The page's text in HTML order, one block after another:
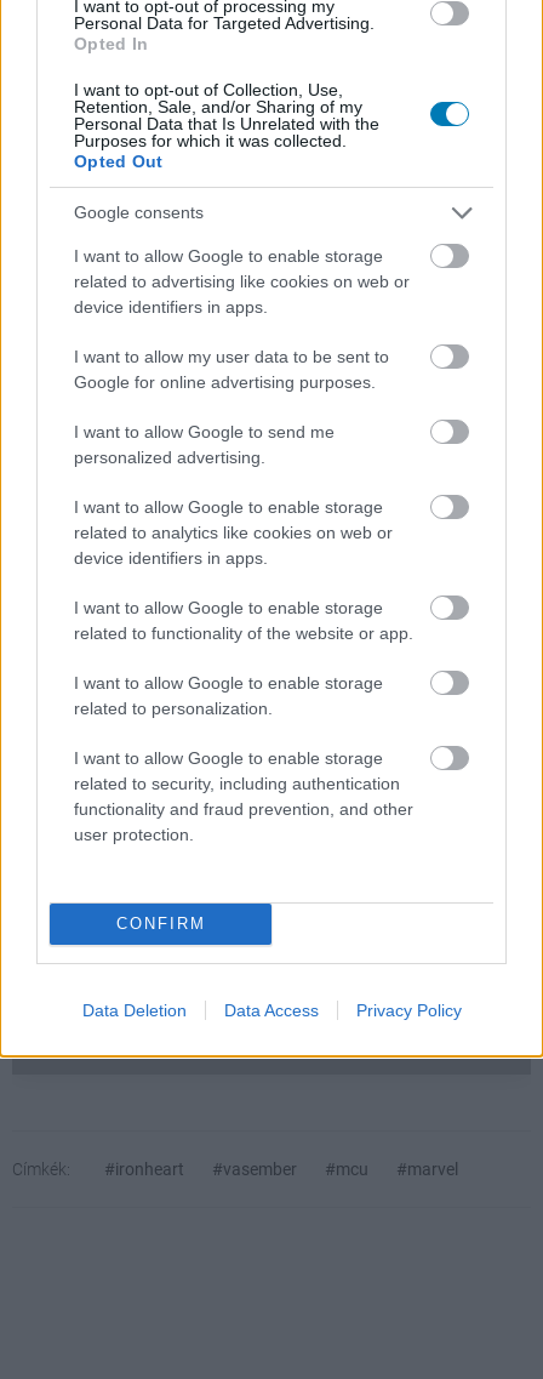
I want to opt-out of processing my
Personal Data for Targeted Advertising.
Opted In
I want to opt-out of Collection, Use,
Retention, Sale, and/or Sharing of my
Personal Data that Is Unrelated with the
Purposes for which it was collected.
Opted Out
Google consents
I want to allow Google to enable storage
related to advertising like cookies on web or
device identifiers in apps.
I want to allow my user data to be sent to
Google for online advertising purposes.
I want to allow Google to send me
personalized advertising.
I want to allow Google to enable storage
related to analytics like cookies on web or
device identifiers in apps.
I want to allow Google to enable storage
related to functionality of the website or app.
I want to allow Google to enable storage
related to personalization.
I want to allow Google to enable storage
related to security, including authentication
functionality and fraud prevention, and other
user protection.
CONFIRM
Data Deletion Data Access Privacy Policy
egykor Tony Stark is újra és újra túltette magát a
lehetetlennek tűnő akadályokon.
A sorozat várhatóan heti lebontásban érkezik majd, de
ezt még nem erősítette meg hivatalosan a Marvel
Studios. Az Ironheart a Marvel idei egyik húzósorozata
Pókember, valamint a Daredevil: Újjászületés.
Riri története azonban csak a kezdete a 2025-ös Disney+
dömpingnek: augusztus 6-án jön az Eyes of Wakanda,
amely animációs formában követi a Vakandából
származó harcosokat, amint vibránium ereklyék után
kutatnak világszerte. Ezután október 3-án érkezik a
amelynek premierdátuma egyelőre nem ismert.
Nem akarsz lemaradni semmiről?
Rengeteg hír és cikk vár rád, lehet, hogy éppen nem
jön szembe GSO-n vagy a social médiában. Segítünk,
hogy naprakész maradj, kiválogatjuk neked a
Kijelentem, hogy azadatkezelési nyilatkozattartalmát
megismertem és azt elfogadom.
hangulata – Jön a második forduló! (X)
Július végén folytatódik a balatoni strandröplabda-
Címkék: #ironheart #vasember #mcu #marvel